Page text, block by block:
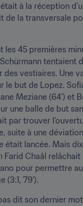
à la réception
de la transversale
les 45 premières
tentaient
des vestiaires. Une
le but de Lopez.
Meziane (64’) et
une balle de but
par trouver
suite à une
était lancée. Mais
Farid Chaâl
pour permettre
(3:1, 79’).
pas dit son dernier